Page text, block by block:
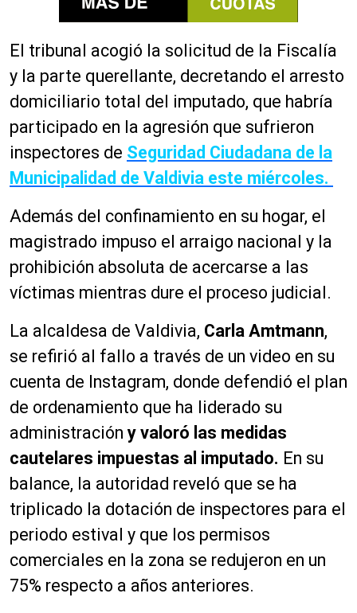
El tribunal acogió la solicitud de la Fiscalía
y la parte querellante, decretando el arresto
domiciliario total del imputado, que habría
participado en la agresión que sufrieron
inspectores de Seguridad Ciudadana de la
Municipalidad de Valdivia este miércoles.
Además del confinamiento en su hogar, el
magistrado impuso el arraigo nacional y la
prohibición absoluta de acercarse a las
víctimas mientras dure el proceso judicial.
La alcaldesa de Valdivia, Carla Amtmann,
se refirió al fallo a través de un video en su
cuenta de Instagram, donde defendió el plan
de ordenamiento que ha liderado su
administración y valoró las medidas
cautelares impuestas al imputado. En su
balance, la autoridad reveló que se ha
triplicado la dotación de inspectores para el
periodo estival y que los permisos
comerciales en la zona se redujeron en un
75% respecto a años anteriores.